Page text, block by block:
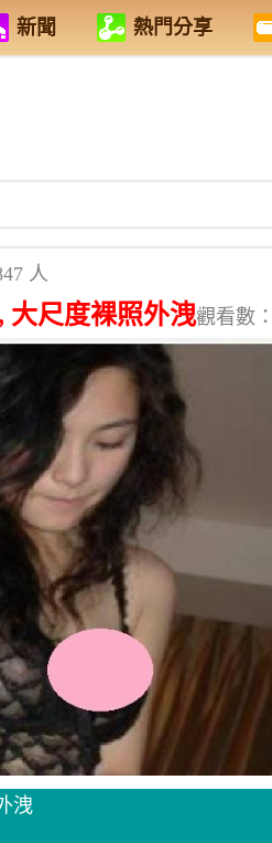
新聞 熱門分享
人
大尺度裸照外洩觀看數
洩